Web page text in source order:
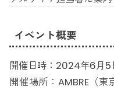
イベント概要
開催日時：2024年6月
開催場所：AMBRE（東